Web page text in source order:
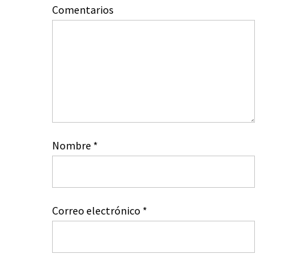
Comentarios
Nombre *
Correo electrónico *